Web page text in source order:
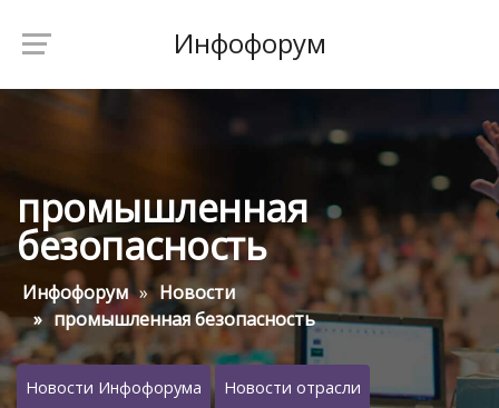
Инфофорум
промышленная
безопасность
Инфофорум
Новости
промышленная безопасность
Новости Инфофорума Новости отрасли